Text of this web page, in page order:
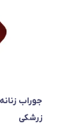
زرشکی